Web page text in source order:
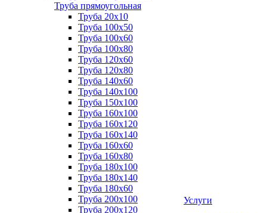
Труба прямоугольная
Труба 20x10
Труба 100x50
Труба 100x60
Труба 100x80
Труба 120x60
Труба 120x80
Труба 140x60
Труба 140x100
Труба 150x100
Труба 160x100
Труба 160x120
Труба 160x140
Труба 160x60
Труба 160x80
Труба 180x100
Труба 180x140
Труба 180x60
Труба 200x100
Труба 200x120
Услуги